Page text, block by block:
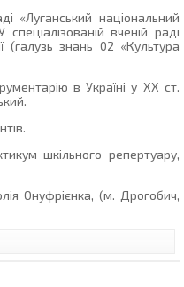
«Луганський національний
вченій раді
(галузь знань 02 «Культура
в Україні у ХХ ст.
шкільного репертуару,
Онуфрієнка, (м. Дрогобич,